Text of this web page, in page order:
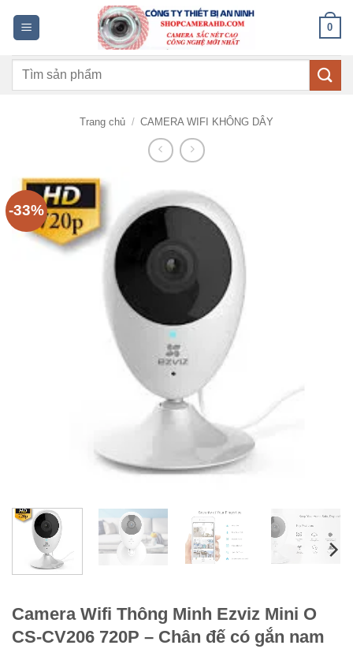
dung
0
Tìm
Trang chủ / CAMERA WIFI KHÔNG DÂY
-33%
Camera Wifi Thông Minh Ezviz Mini O
CS-CV206 720P – Chân đế có gắn nam